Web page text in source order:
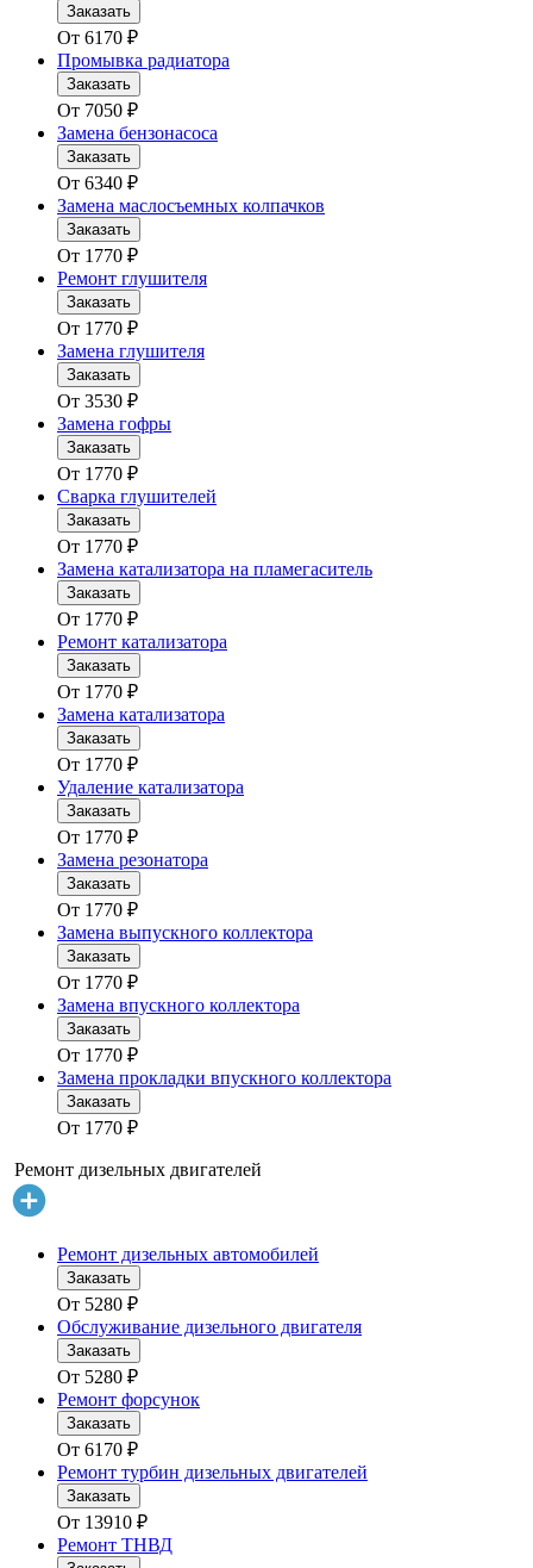
Заказать
От 6170 ₽
Промывка радиатора
Заказать
От 7050 ₽
Замена бензонасоса
Заказать
От 6340 ₽
Замена маслосъемных колпачков
Заказать
От 1770 ₽
Ремонт глушителя
Заказать
От 1770 ₽
Замена глушителя
Заказать
От 3530 ₽
Замена гофры
Заказать
От 1770 ₽
Сварка глушителей
Заказать
От 1770 ₽
Замена катализатора на пламегаситель
Заказать
От 1770 ₽
Ремонт катализатора
Заказать
От 1770 ₽
Замена катализатора
Заказать
От 1770 ₽
Удаление катализатора
Заказать
От 1770 ₽
Замена резонатора
Заказать
От 1770 ₽
Замена выпускного коллектора
Заказать
От 1770 ₽
Замена впускного коллектора
Заказать
От 1770 ₽
Замена прокладки впускного коллектора
Заказать
От 1770 ₽
Ремонт дизельных двигателей
Ремонт дизельных автомобилей
Заказать
От 5280 ₽
Обслуживание дизельного двигателя
Заказать
От 5280 ₽
Ремонт форсунок
Заказать
От 6170 ₽
Ремонт турбин дизельных двигателей
Заказать
От 13910 ₽
Ремонт ТНВД